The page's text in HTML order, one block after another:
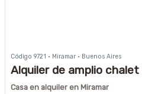
Código 9721 · Miramar · Buenos Aires
Alquiler de amplio
costanera
Casa en alquiler en Miramar